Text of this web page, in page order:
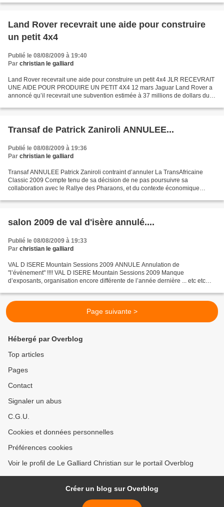
Land Rover recevrait une aide pour construire
un petit 4x4
Publié le 08/08/2009 à 19:40
Par christian le galliard
Land Rover recevrait une aide pour construire un petit 4x4 JLR RECEVRAIT
UNE AIDE POUR PRODUIRE UN PETIT 4X4 12 mars Jaguar Land Rover a
annoncé qu’il recevrait une subvention estimée à 37 millions de dollars du
Transaf de Patrick Zaniroli ANNULEE...
Publié le 08/08/2009 à 19:36
Par christian le galliard
Transaf ANNULEE Patrick Zaniroli contraint d’annuler La TransAfricaine
Classic 2009 Compte tenu de sa décision de ne pas poursuivre sa
collaboration avec le Rallye des Pharaons, et du contexte économique
salon 2009 de val d'isère annulé....
Publié le 08/08/2009 à 19:33
Par christian le galliard
VAL D ISERE Mountain Sessions 2009 ANNULE Annulation de
"l’évènement" !!!! VAL D ISERE Mountain Sessions 2009 Manque
d’exposants, organisation encore différente de l’année dernière ... etc etc
Page suivante >
Hébergé par Overblog
Top articles
Pages
Contact
Signaler un abus
C.G.U.
Cookies et données personnelles
Préférences cookies
Voir le profil de Le Galliard Christian sur le portail Overblog
Créer un blog sur Overblog